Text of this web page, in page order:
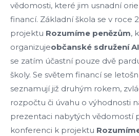
vědomosti, které jim usnadní
financí. Základní škola se v roce
projektu Rozumíme penězům,
organizujeobčanské sdružení
se zatím účastní pouze dvě
školy. Se světem financí se
seznamují již druhým rokem,
rozpočtu či úvahu o výhodnosti
prezentaci nabytých vědomostí
konferenci k projektu